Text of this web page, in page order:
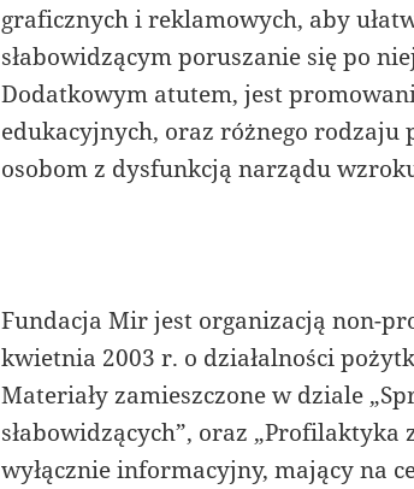
graficznych i reklamowych, aby
słabowidzącym poruszanie się po
Dodatkowym atutem, jest
edukacyjnych, oraz różnego
osobom z dysfunkcją narządu
Fundacja Mir jest organizacją non-
kwietnia 2003 r. o działalności
Materiały zamieszczone w dziale
słabowidzących”, oraz
wyłącznie informacyjny, mający na